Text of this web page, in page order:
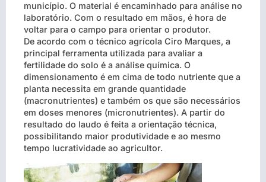
município. O material é encaminhado para análise no
laboratório. Com o resultado em mãos, é hora de
voltar para o campo para orientar o produtor.
De acordo com o técnico agrícola Ciro Marques, a
principal ferramenta utilizada para avaliar a
fertilidade do solo é a análise química. O
dimensionamento é em cima de todo nutriente que a
planta necessita em grande quantidade
(macronutrientes) e também os que são necessários
em doses menores (micronutrientes). A partir do
resultado do laudo é feita a orientação técnica,
possibilitando maior produtividade e ao mesmo
tempo lucratividade ao agricultor.